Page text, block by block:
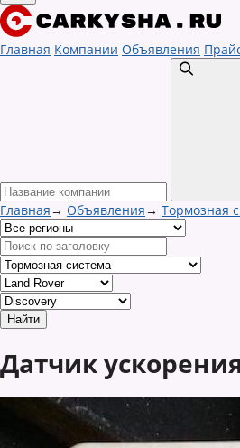
Главная Компании Объявления
Главная→ Объявления→ Тормозная
Датчик